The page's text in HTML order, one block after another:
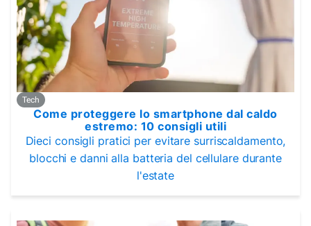
Tech
Come proteggere lo smartphone dal caldo
estremo: 10 consigli utili
Dieci consigli pratici per evitare surriscaldamento,
blocchi e danni alla batteria del cellulare durante
l'estate